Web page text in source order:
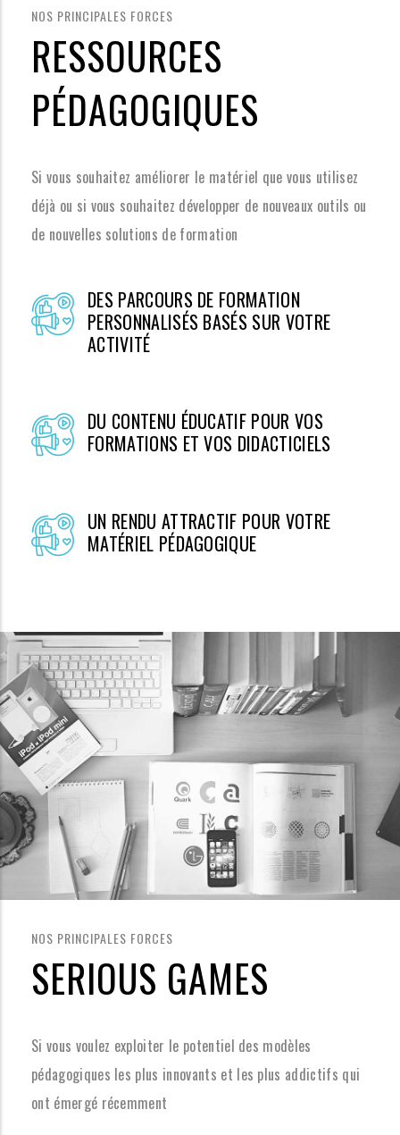
NOS PRINCIPALES FORCES
RESSOURCES
PÉDAGOGIQUES
Si vous souhaitez améliorer le matériel que vous utilisez
déjà ou si vous souhaitez développer de nouveaux outils ou
de nouvelles solutions de formation
DES PARCOURS DE FORMATION
PERSONNALISÉS BASÉS SUR VOTRE
ACTIVITÉ
DU CONTENU ÉDUCATIF POUR VOS
FORMATIONS ET VOS DIDACTICIELS
UN RENDU ATTRACTIF POUR VOTRE
MATÉRIEL PÉDAGOGIQUE
NOS PRINCIPALES FORCES
SERIOUS GAMES
Si vous voulez exploiter le potentiel des modèles
pédagogiques les plus innovants et les plus addictifs qui
ont émergé récemment